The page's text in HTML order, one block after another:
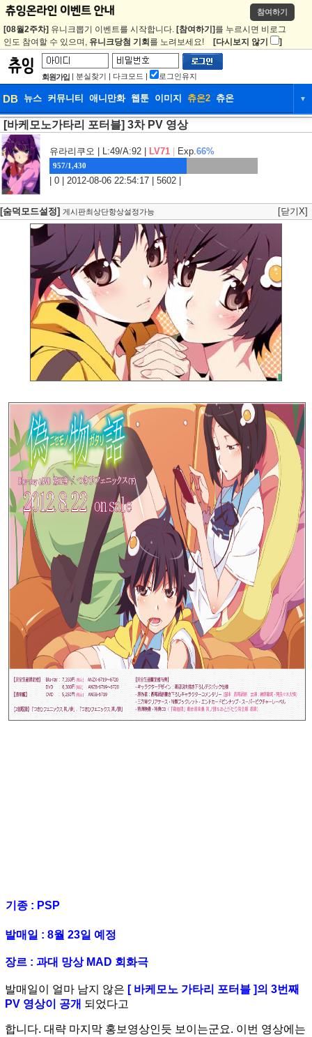
참여하기
[08월2주차] 유니크뽑기 이벤트를 시작합니다. [참여하기] 를 누르시면 비로그
인도 참여할 수 있으며, 유니크당첨 기회 를 노려보세요! [다시보지 않기 ]
회원가입 | 분실찾기 | 다크모드 | 로그인유지
DB 뉴스 커뮤니티 애니만화 웹툰 이미지 츄온2 츄온 ▼
DB 뉴스 커뮤니티
웹툰 이미지 츄온2
[바케모노가타리 포터블] 3차 PV 영상
유라리쿠오 | L:49/A:92 | LV71 Exp.66%
957/1,430
| 0 | 2012-08-06 22:54:17 | 5602 |
[숨덕모드설정] 게시판최상단항상설정가능 [닫기X]
기종 : PSP
발매일 : 8월 23일 예정
장르 : 과대 망상 MAD 회화극
발매일이 얼마 남지 않은 [ 바케모노 가타리 포터블 ]의 3번째
PV 영상이 공개 되었다고
합니 다. 대략 마지막 홍보영상인듯 보이는군요. 이번 영상에는